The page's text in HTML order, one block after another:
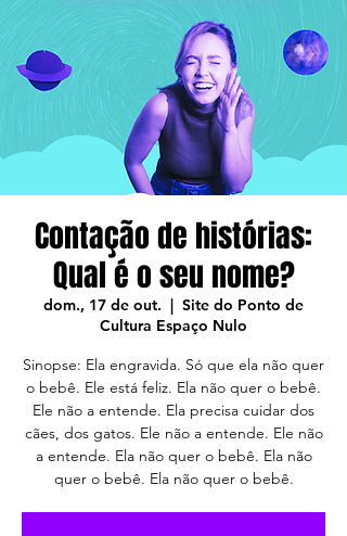
Contação de histórias:
Qual é o seu nome?
dom., 17 de out.
  |
Site do Ponto de
Cultura Espaço Nulo
Sinopse: Ela engravida. Só que ela não quer
o bebê. Ele está feliz. Ela não quer o bebê.
Ele não a entende. Ela precisa cuidar dos
cães, dos gatos. Ele não a entende. Ele não
a entende. Ela não quer o bebê. Ela não
quer o bebê. Ela não quer o bebê.